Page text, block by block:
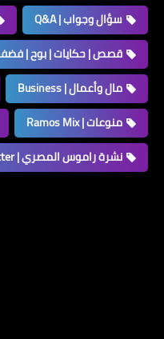
سؤال وجواب | Q&A
قصص | حكايات | بوح |
مال وأعمال | Business
منوعات | Ramos Mix
نشرة راموس المصري | Ramos Al-Masry Newsletter